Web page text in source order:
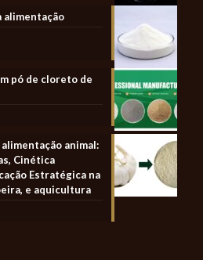
alimentação
pó de cloreto de
animal:
Cinética
Estratégica na
e aquicultura